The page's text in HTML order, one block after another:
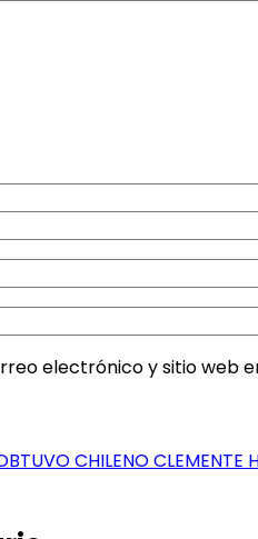
electrónico y sitio web
CHILENO CLEMENTE